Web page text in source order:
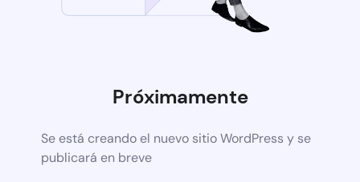
Próximamente
Se está creando el nuevo sitio WordPress y se
publicará en breve